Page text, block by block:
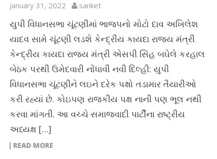
January 31, 2022 sanket
યુપી વિધાનસભા ચૂંટણીમાં ભાજપનો મોટો દાવ અખિલેશ
યાદવ સામે ચૂંટણી લડશે કેન્દ્રીય કાયદા રાજ્ય મંત્રી
કેન્દ્રીય કાયદા રાજ્ય મંત્રી એસપી સિંહ બઘેલે કરહાલ
બેઠક પરથી ઉમેદવારી નોંધાવી નવી દિલ્હી: યુપી
વિધાનસભા ચૂંટણીને લઇને દરેક પક્ષો તડામાર તૈયારીઓ
કરી રહ્યાં છે. કોઇપણ રાજકીય પક્ષ નાની પણ ભૂલ નથી
કરવા માંગતી. આ વચ્ચે સમાજવાદી પાર્ટીના રાષ્ટ્રીય
અધ્યક્ષ […]
READ MORE